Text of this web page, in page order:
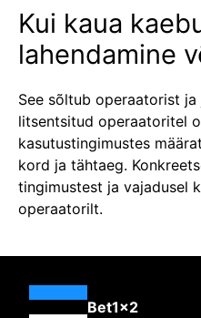
Kui kaua
lahendamine
See sõltub operaatorist
litsentsitud operaatoritel
kasutustingimustes
kord ja tähtaeg.
tingimustest ja vajadusel
operaatorilt.
Bet1x2